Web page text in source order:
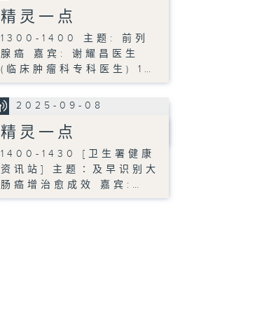
精灵一点
1300-1400 主题: 前列
腺癌 嘉宾: 谢耀昌医生
(临床肿瘤科专科医生) 1…
2025-09-08
精灵一点
1400-1430 [卫生署健康
资讯站] 主题∶及早识别大
肠癌增治愈成效 嘉宾:…